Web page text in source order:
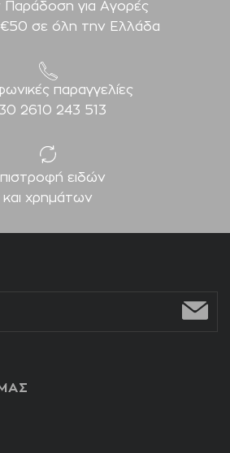
για Aγορές
σε όλη την Ελλάδα
παραγγελίες
2610 243 513
ειδών
και χρημάτων